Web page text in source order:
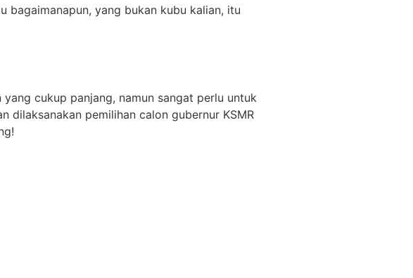
bagaimanapun, yang bukan kubu kalian, itu
cukup panjang, namun sangat perlu untuk
dilaksanakan pemilihan calon gubernur KSMR